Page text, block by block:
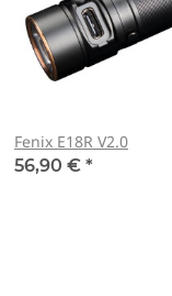
Fenix E18R V2.0
56,90 € *